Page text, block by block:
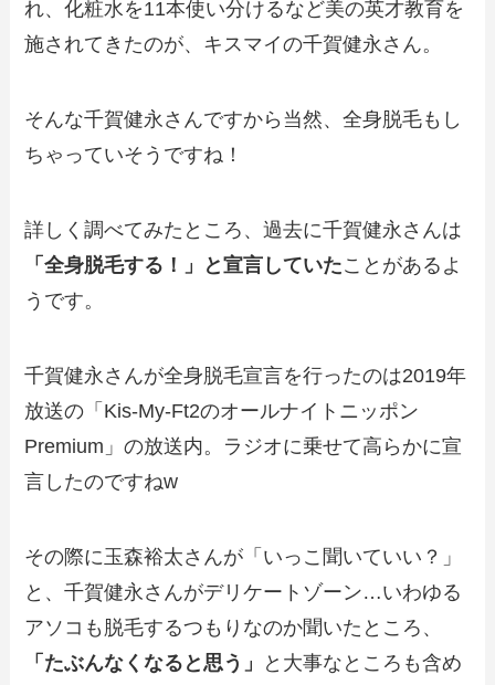
れ、化粧水を11本使い分けるなど美の英才教育を
施されてきたのが、キスマイの千賀健永さん。
そんな千賀健永さんですから当然、全身脱毛もし
ちゃっていそうですね！
詳しく調べてみたところ、過去に千賀健永さんは
「全身脱毛する！」と宣言していたことがあるよ
うです。
千賀健永さんが全身脱毛宣言を行ったのは2019年
放送の「Kis-My-Ft2のオールナイトニッポン
Premium」の放送内。ラジオに乗せて高らかに宣
言したのですねw
その際に玉森裕太さんが「いっこ聞いていい？」
と、千賀健永さんがデリケートゾーン…いわゆる
アソコも脱毛するつもりなのか聞いたところ、
「たぶんなくなると思う」
と大事なところも含め